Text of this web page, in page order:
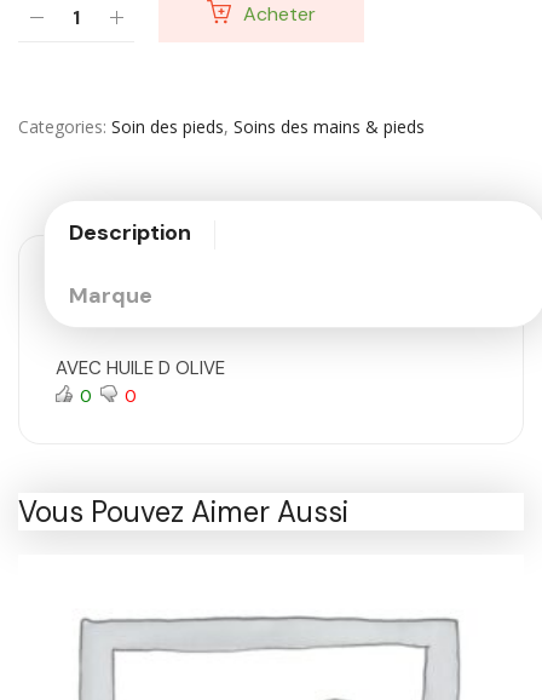
Acheter
Categories Soin des pieds, Soins des mains & pieds
Description
Marque
AVEC HUILE D OLIVE
0 0
Vous Pouvez Aimer Aussi